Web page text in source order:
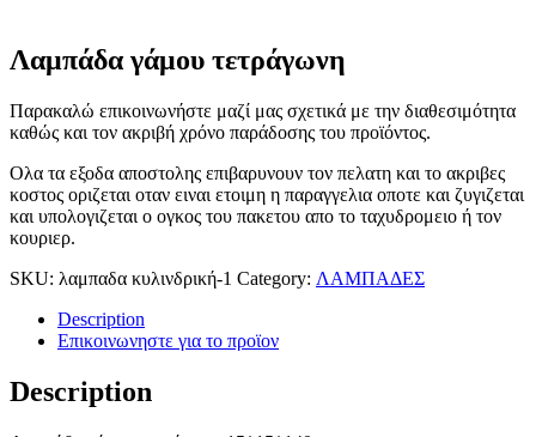
Λαμπάδα γάμου τετράγωνη
Παρακαλώ επικοινωνήστε μαζί μας σχετικά με την διαθεσιμότητα
καθώς και τον ακριβή χρόνο παράδοσης του προϊόντος.
Ολα τα εξοδα αποστολης επιβαρυνουν τον πελατη και το ακριβες
κοστος οριζεται οταν ειναι ετοιμη η παραγγελια οποτε και ζυγιζεται
και υπολογιζεται ο ογκος του πακετου απο το ταχυδρομειο ή τον
κουριερ.
SKU: λαμπαδα κυλινδρική-1 Category: ΛΑΜΠΑΔΕΣ
Description
Επικοινωνηστε για το προϊoν
Description